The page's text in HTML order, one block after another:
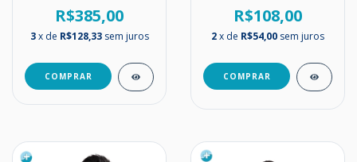
mmHg
R$385,00
3 x de R$128,33 sem juros
COMPRAR
R$108,00
2x de R$54,00 sem juros